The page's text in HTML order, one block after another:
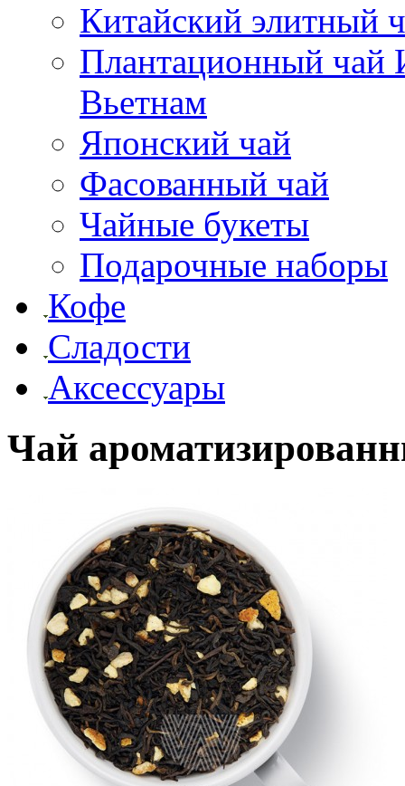
Китайский элитный
Плантационный чай
Вьетнам
Японский чай
Фасованный чай
Чайные букеты
Подарочные наборы
Кофе
Сладости
Аксессуары
Чай